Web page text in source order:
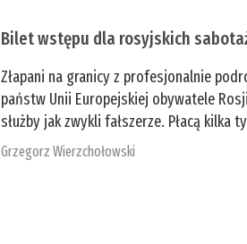
Bilet wstępu dla rosyjskich
Złapani na granicy z profesjonalnie
państw Unii Europejskiej obywatele
służby jak zwykli fałszerze. Płacą kilka
Grzegorz Wierzchołowski